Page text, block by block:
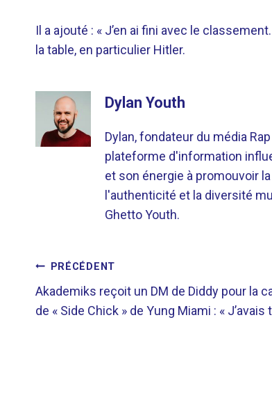
Il a ajouté : « J’en ai fini avec le
la table, en particulier Hitler.
Dylan Youth
Dylan, fondateur du média
plateforme d'information
et son énergie à promouvoir
l'authenticité et la diversité
Ghetto Youth.
NAVIGATION
DE
PRÉCÉDENT
Akademiks reçoit un DM de Diddy pour la
de « Side Chick » de Yung Miami : « J’avais